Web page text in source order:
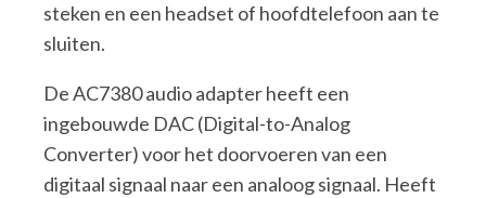
steken en een headset of hoofdtelefoon aan te
sluiten.
De AC7380 audio adapter heeft een
ingebouwde DAC (Digital-to-Analog
Converter) voor het doorvoeren van een
digitaal signaal naar een analoog signaal. Heeft